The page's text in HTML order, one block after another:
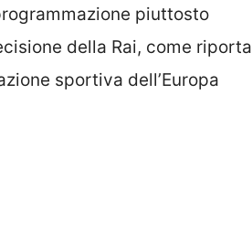
piuttosto
della Rai, come riporta
sportiva dell’Europa